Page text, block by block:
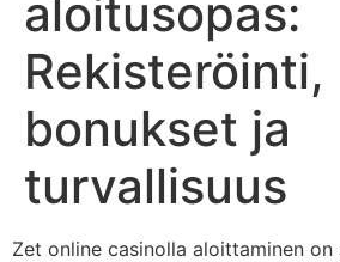
aloitusopas:
Rekisteröinti,
bonukset ja
turvallisuus
Zet online casinolla aloittaminen